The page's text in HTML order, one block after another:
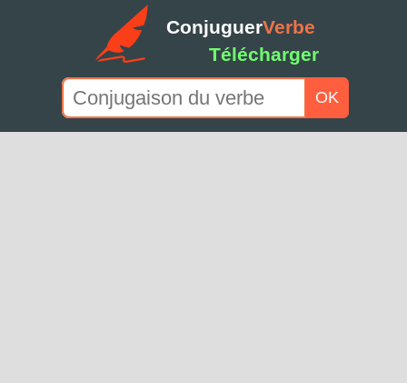
ConjuguerVerbe
Télécharger
OK